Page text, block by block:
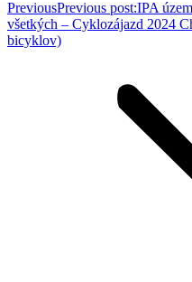
PreviousPrevious post:IPA
všetkých – Cyklozájazd 2024
bicyklov)